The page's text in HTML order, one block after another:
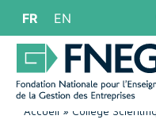
FR EN
Accueil » Collège